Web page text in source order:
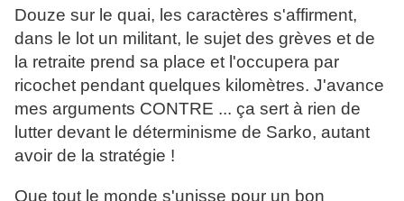
Douze sur le quai, les caractères s'affirment,
dans le lot un militant, le sujet des grèves et de
la retraite prend sa place et l'occupera par
ricochet pendant quelques kilomètres. J'avance
mes arguments CONTRE ... ça sert à rien de
lutter devant le déterminisme de Sarko, autant
avoir de la stratégie !
Que tout le monde s'unisse pour un bon